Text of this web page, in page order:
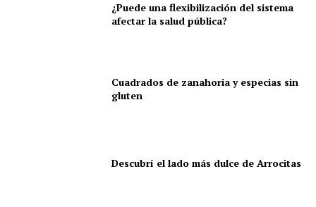
¿Puede una flexibilización del sistema
afectar la salud pública?
Cuadrados de zanahoria y especias sin
gluten
Descubrí el lado más dulce de Arrocitas